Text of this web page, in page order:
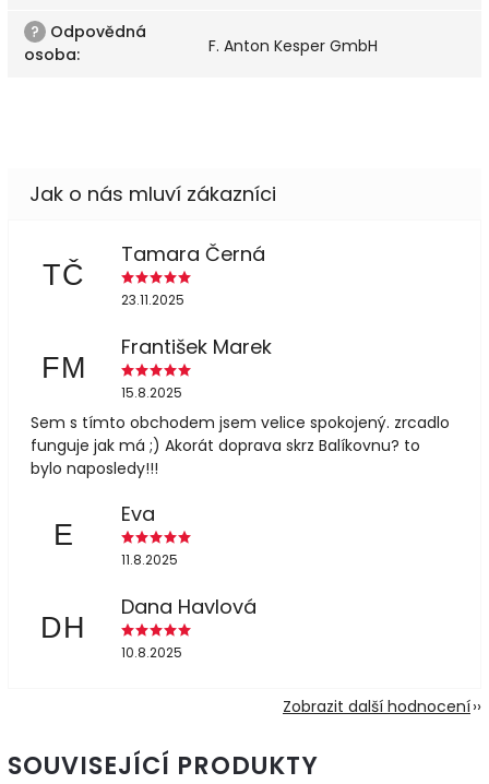
? Odpovědná
osoba: F. Anton Kesper GmbH
TČ
Tamara Černá
23.11.2025
FM
František Marek
15.8.2025
Sem s tímto obchodem jsem velice spokojený. zrcadlo
funguje jak má ;) Akorát doprava skrz Balíkovnu? to
bylo naposledy!!!
E
Eva
11.8.2025
DH
Dana Havlová
10.8.2025
Zobrazit další hodnocení
SOUVISEJÍCÍ PRODUKTY